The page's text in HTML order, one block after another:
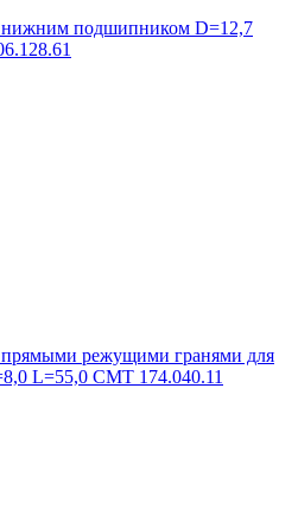
нижним подшипником D=12,7
прямыми режущими гранями для
L=55,0 CMT 174.040.11